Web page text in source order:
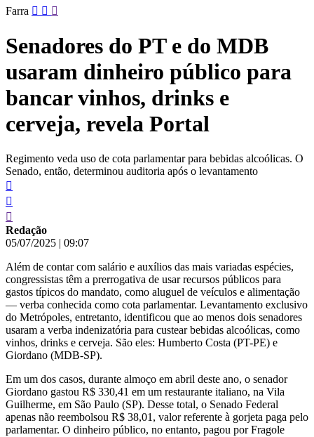
Pular
conteúdo
Farra
Senadores do PT e do MDB
usaram dinheiro público para
bancar vinhos, drinks e
cerveja, revela Portal
Regimento veda uso de cota parlamentar para bebidas alcoólicas. O
Senado, então, determinou auditoria após o levantamento
Redação
05/07/2025 | 09:07
Além de contar com salário e auxílios das mais variadas espécies,
congressistas têm a prerrogativa de usar recursos públicos para
gastos típicos do mandato, como aluguel de veículos e alimentação
— verba conhecida como cota parlamentar. Levantamento exclusivo
do Metrópoles, entretanto, identificou que ao menos dois senadores
usaram a verba indenizatória para custear bebidas alcoólicas, como
vinhos, drinks e cerveja. São eles: Humberto Costa (PT-PE) e
Giordano (MDB-SP).
Em um dos casos, durante almoço em abril deste ano, o senador
Giordano gastou R$ 330,41 em um restaurante italiano, na Vila
Guilherme, em São Paulo (SP). Desse total, o Senado Federal
apenas não reembolsou R$ 38,01, valor referente à gorjeta paga pelo
parlamentar. O dinheiro público, no entanto, pagou por Fragole